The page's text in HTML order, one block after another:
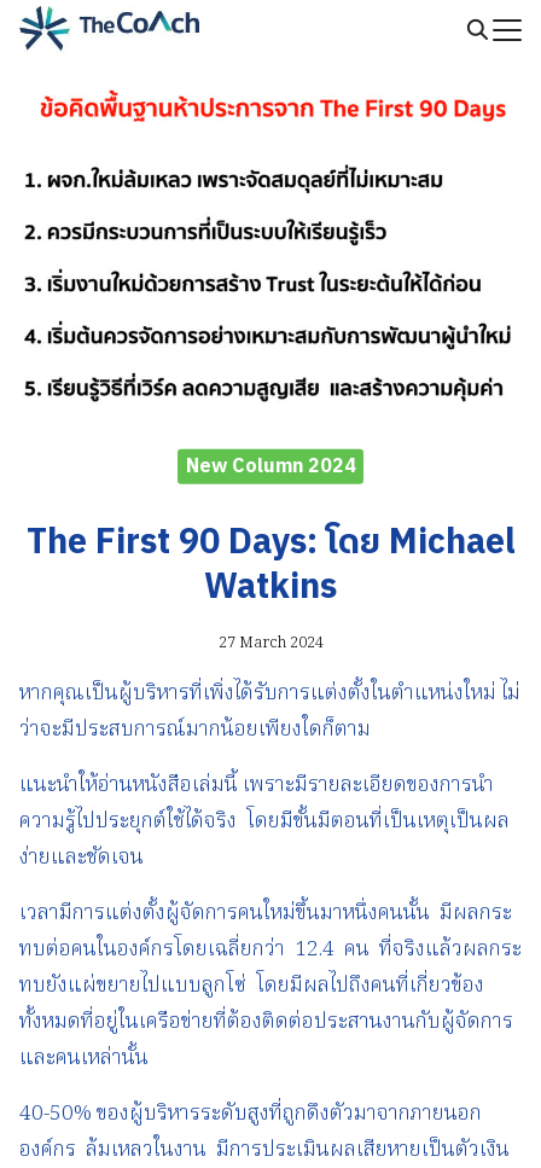
Skip
for:
New Column 2024
The First 90 Days: โดย Michael
Watkins
27 March 2024
หากคุณเป็นผู้บริหารที่เพิ่งได้รับการแต่งตั้งในตำแหน่งใหม่ ไม่
ว่าจะมีประสบการณ์มากน้อยเพียงใดก็ตาม
แนะนำให้อ่านหนังสือเล่มนี้ เพราะมีรายละเอียดของการนำ
ความรู้ไปประยุกต์ใช้ได้จริง โดยมีขั้นมีตอนที่เป็นเหตุเป็นผล
ง่ายและชัดเจน
เวลามีการแต่งตั้งผู้จัดการคนใหม่ขึ้นมาหนึ่งคนนั้น มีผลกระ
ทบต่อคนในองค์กรโดยเฉลี่ยกว่า 12.4 คน ที่จริงแล้วผลกระ
ทบยังแผ่ขยายไปแบบลูกโซ่ โดยมีผลไปถึงคนที่เกี่ยวข้อง
ทั้งหมดที่อยู่ในเครือข่ายที่ต้องติดต่อประสานงานกับผู้จัดการ
และคนเหล่านั้น
40-50% ของผู้บริหารระดับสูงที่ถูกดึงตัวมาจากภายนอก
องค์กร ล้มเหลวในงาน มีการประเมินผลเสียหายเป็นตัวเงิน